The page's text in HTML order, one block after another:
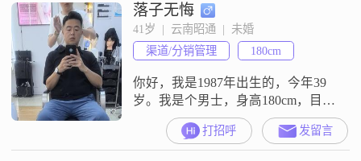
落子无悔
41岁  |  云南昭通  |  未婚
渠道/分销管理
180cm
你好，我是1987年出生的，今年39
岁。我是个男士，身高180cm，目前
在昭通工作生活。我的学历是大
专，月收入在8001到12000元这个范
围。我身上有几个比较明显的特
打招呼 发留言